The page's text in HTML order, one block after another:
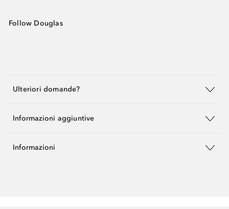
Follow Douglas
Ulteriori domande?
Informazioni aggiuntive
Informazioni